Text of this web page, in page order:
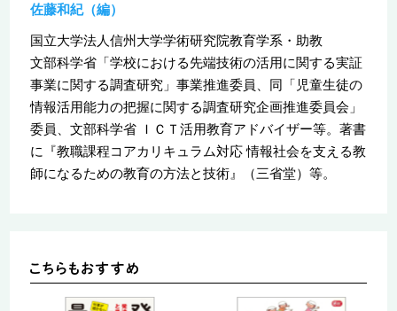
佐藤和紀（編）
国立大学法人信州大学学術研究院教育学系・助教
文部科学省「学校における先端技術の活用に関する実証
事業に関する調査研究」事業推進委員、同「児童生徒の
情報活用能力の把握に関する調査研究企画推進委員会」
委員、文部科学省 ＩＣＴ活用教育アドバイザー等。著書
に『教職課程コアカリキュラム対応 情報社会を支える教
師になるための教育の方法と技術』（三省堂）等。